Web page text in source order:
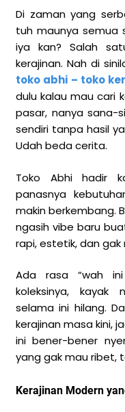
Di zaman yang
tuh maunya
iya kan? Salah
kerajinan. Nah di
toko abhi – toko
dulu kalau mau cari
pasar, nanya sana-
sendiri tanpa hasil
Udah beda cerita.
Toko Abhi hadir
panasnya
makin berkembang.
ngasih vibe baru
rapi, estetik, dan gak
Ada rasa “wah
koleksinya, kayak
selama ini hilang.
kerajinan masa kini,
ini bener-bener
yang gak mau ribet,
Kerajinan Modern